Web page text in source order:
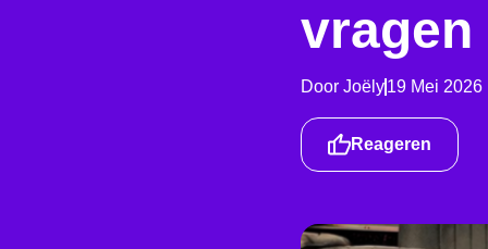
vragen
Door Joëly19 Mei 2026
Reageren